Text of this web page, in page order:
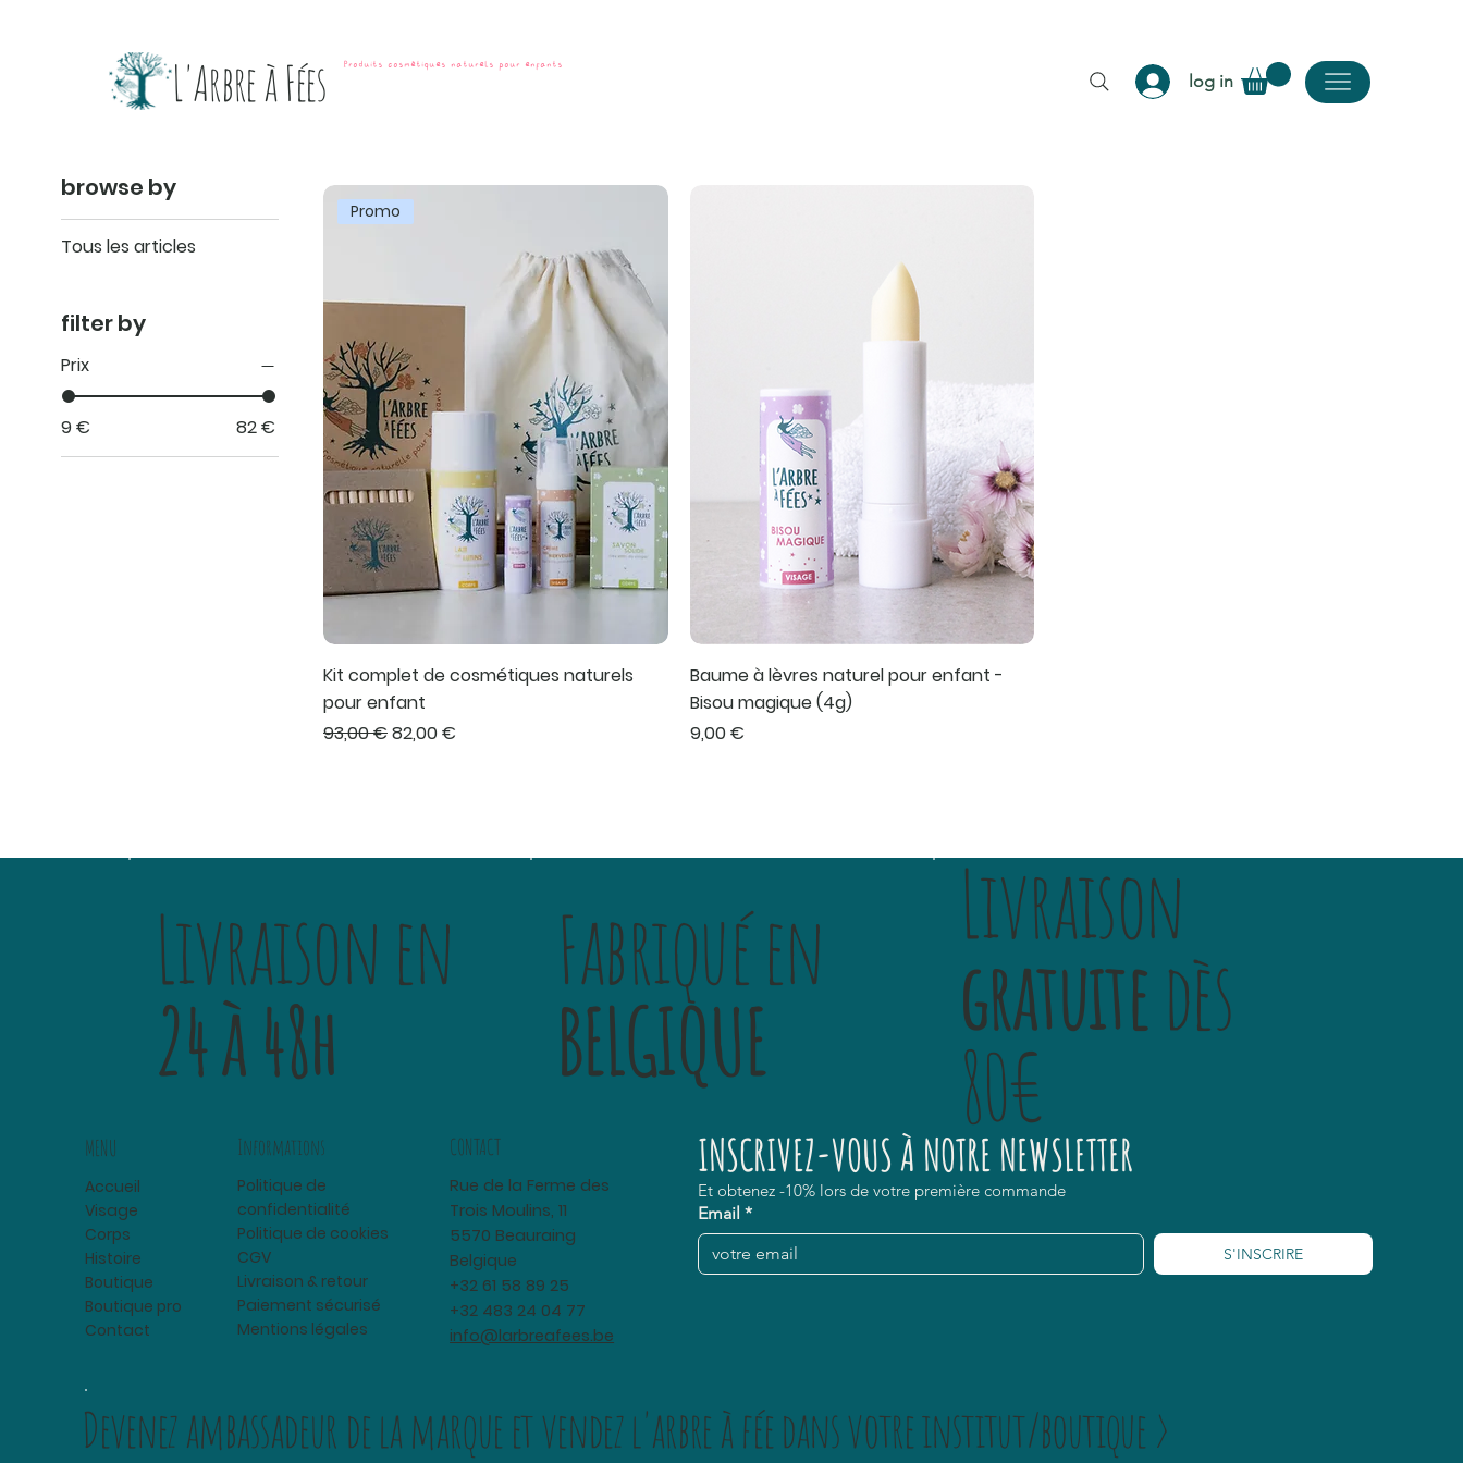
L'Arbre à Fées Produits cosmétiques naturels pour enfants
log in
browse by
Tous les articles
filter by
Prix
9 € 82 €
Promo
Kit complet de cosmétiques naturels
pour enfant
Prix original
93,00 €Prix promotionnel
82,00 €
Baume à lèvres naturel pour enfant -
Bisou magique (4g)
Prix
9,00 €
Livraison en
24 à 48h
Fabriqué en
BELGIQUE
Livraison
gratuitedès
80€
MENU
Accueil
Visage
Corps
Histoire
Boutique
Boutique pro
Contact
Informations
Politique de
confidentialité
Politique de cookies
CGV
Livraison & retour
Paiement sécurisé
Mentions légales
CONTACT
Rue de la Ferme des
Trois Moulins, 11
5570 Beauraing
Belgique
+32 61 58 89 25
+32 483 24 04 77
info@larbreafees.be
INSCRIVEZ-VOUS À NOTRE NEWSLETTER
Et obtenez -10% lors de votre première commande
Email *
S'INSCRIRE
Devenez ambassadeurde la marque et vendezl'arbre à féedans votre institut/boutique >